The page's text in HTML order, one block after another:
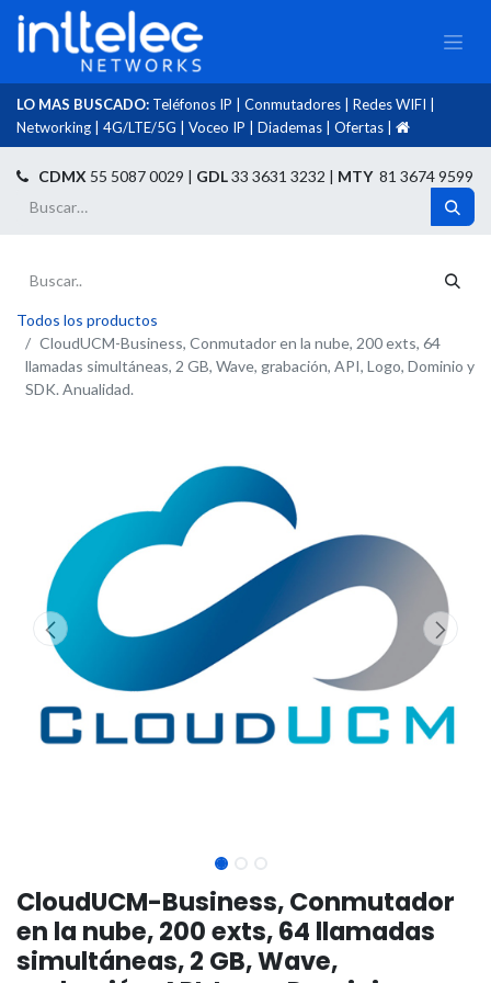
LO MAS BUSCADO: Teléfonos IP Conmutadores Redes WIFI
Networking
4G/LTE/5G Voceo IP Diademas Ofertas
CDMX 55 5087 0029 | GDL33 3631 3232 | MTY81 3674 9599
Todos los productos
CloudUCM-Business, Conmutador en la nube, 200 exts, 64
llamadas simultáneas, 2 GB, Wave, grabación, API, Logo, Dominio y
SDK. Anualidad.
CloudUCM-Business, Conmutador
en la nube, 200 exts, 64 llamadas
simultáneas, 2 GB, Wave,